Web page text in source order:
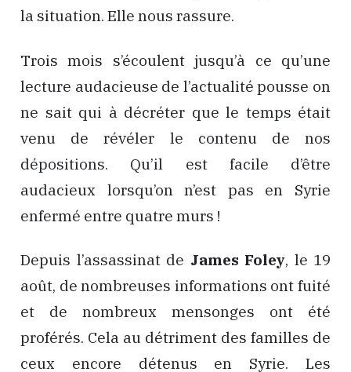
la situation. Elle nous rassure.
Trois mois s’écoulent jusqu’à ce qu’une
lecture audacieuse de l’actualité pousse on
ne sait qui à décréter que le temps était
venu de révéler le contenu de nos
dépositions. Qu’il est facile d’être
audacieux lorsqu’on n’est pas en Syrie
enfermé entre quatre murs !
Depuis l’assassinat de James Foley, le 19
août, de nombreuses informations ont fuité
et de nombreux mensonges ont été
proférés. Cela au détriment des familles de
ceux encore détenus en Syrie. Les